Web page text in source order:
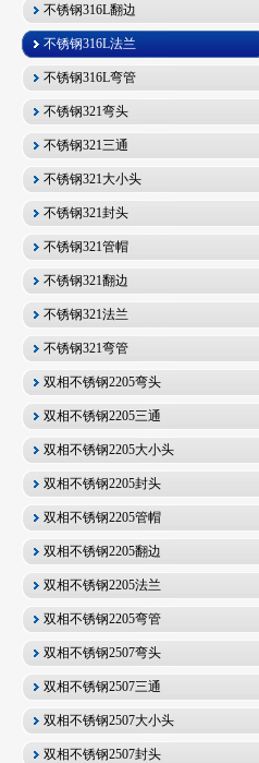
不锈钢316L翻边
不锈钢316L法兰
不锈钢316L弯管
不锈钢321弯头
不锈钢321三通
不锈钢321大小头
不锈钢321封头
不锈钢321管帽
不锈钢321翻边
不锈钢321法兰
不锈钢321弯管
双相不锈钢2205弯头
双相不锈钢2205三通
双相不锈钢2205大小头
双相不锈钢2205封头
双相不锈钢2205管帽
双相不锈钢2205翻边
双相不锈钢2205法兰
双相不锈钢2205弯管
双相不锈钢2507弯头
双相不锈钢2507三通
双相不锈钢2507大小头
双相不锈钢2507封头